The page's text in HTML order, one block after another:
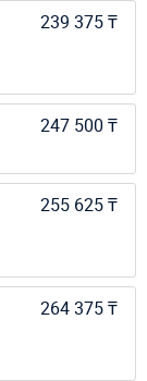
239 375 ₸
247 500 ₸
255 625 ₸
264 375 ₸